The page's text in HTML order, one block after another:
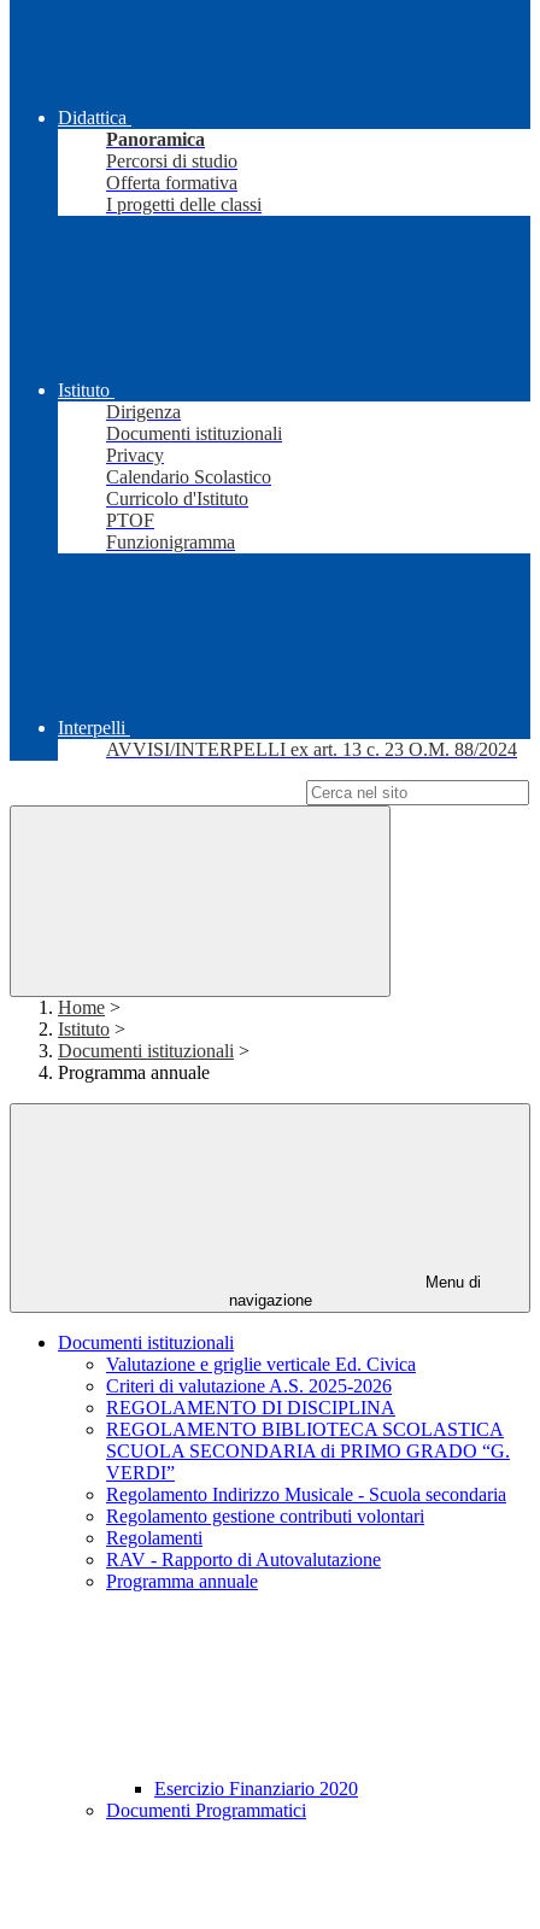
Didattica
Panoramica
Percorsi di studio
Offerta formativa
I progetti delle classi
Istituto
Dirigenza
Documenti istituzionali
Privacy
Calendario Scolastico
Curricolo d'Istituto
PTOF
Funzionigramma
Interpelli
AVVISI/INTERPELLI ex art. 13 c. 23 O.M. 88/2024
Home >
Istituto >
Documenti istituzionali >
Programma annuale
Menu di
navigazione
Documenti istituzionali
Valutazione e griglie verticale Ed. Civica
Criteri di valutazione A.S. 2025-2026
REGOLAMENTO DI DISCIPLINA
REGOLAMENTO BIBLIOTECA SCOLASTICA
SCUOLA SECONDARIA di PRIMO GRADO “G.
VERDI”
Regolamento Indirizzo Musicale - Scuola secondaria
Regolamento gestione contributi volontari
Regolamenti
RAV - Rapporto di Autovalutazione
Programma annuale
Esercizio Finanziario 2020
Documenti Programmatici